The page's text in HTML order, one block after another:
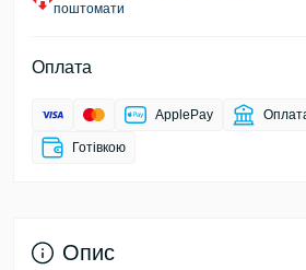
поштомати
Оплата
ApplePay
Готівкою
Опис